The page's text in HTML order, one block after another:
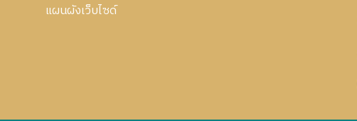
แผนผังเว็บไซด์